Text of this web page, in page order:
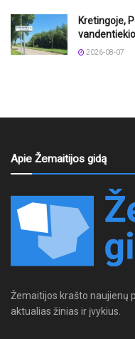
Kretingoje,
2026-08-07
Apie Žemaitijos gidą
Žemaitijos krašto naujienų
aktualias žinias ir įvykius.